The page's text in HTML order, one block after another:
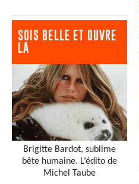
SOIS BELLE ET OUVRE
LA
Brigitte Bardot, sublime
bête humaine. L’édito de
Michel Taube